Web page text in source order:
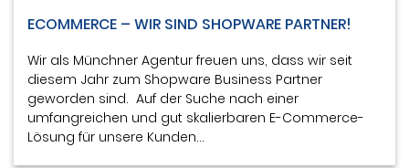
ECOMMERCE – WIR SIND SHOPWARE PARTNER!
Wir als Münchner Agentur freuen uns, dass wir seit
diesem Jahr zum Shopware Business Partner
geworden sind. Auf der Suche nach einer
umfangreichen und gut skalierbaren E-Commerce-
Lösung für unsere Kunden…